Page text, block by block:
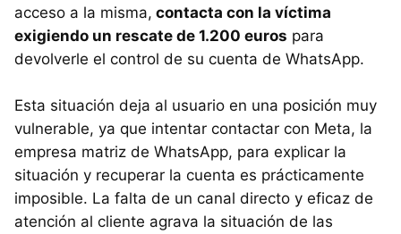
acceso a la misma, contacta con la víctima
exigiendo un rescate de 1.200 euros para
devolverle el control de su cuenta de WhatsApp.
Esta situación deja al usuario en una posición muy
vulnerable, ya que intentar contactar con Meta, la
empresa matriz de WhatsApp, para explicar la
situación y recuperar la cuenta es prácticamente
imposible. La falta de un canal directo y eficaz de
atención al cliente agrava la situación de las